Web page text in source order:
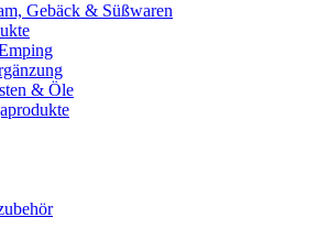
Gebäck & Süßwaren
& Öle